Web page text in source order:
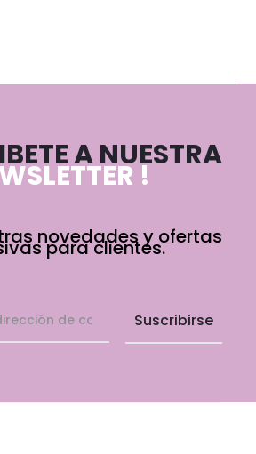
A NUESTRA
!
novedades y ofertas
para clientes.